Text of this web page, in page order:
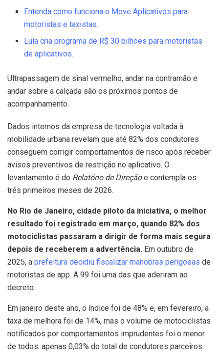
Entenda como funciona o Move Aplicativos para
motoristas e taxistas.
Lula cria programa de R$ 30 bilhões para motoristas
de aplicativos.
Ultrapassagem de sinal vermelho, andar na contramão e
andar sobre a calçada são os próximos pontos de
acompanhamento.
Dados internos da empresa de tecnologia voltada à
mobilidade urbana revelam que até 82% dos condutores
conseguem corrigir comportamentos de risco após receber
avisos preventivos de restrição no aplicativo. O
levantamento é do Relatório de Direçãoe contempla os
três primeiros meses de 2026.
No Rio de Janeiro, cidade piloto da iniciativa, o melhor
resultado foi registrado em março, quando 82% dos
motociclistas passaram a dirigir de forma mais segura
depois de receberem a advertência. Em outubro de
2025, a prefeitura decidiu fiscalizar manobras perigosas de
motoristas de app. A 99 foi uma das que aderiram ao
decreto.
Em janeiro deste ano, o índice foi de 48% e, em fevereiro, a
taxa de melhora foi de 14%, mas o volume de motociclistas
notificados por comportamentos imprudentes foi o menor
de todos: apenas 0,03% do total de condutores parceiros